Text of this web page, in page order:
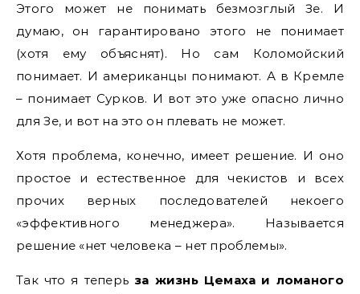
Этого может не понимать безмозглый Зе. И
думаю, он гарантировано этого не понимает
(хотя ему объяснят). Но сам Коломойский
понимает. И американцы понимают. А в Кремле
– понимает Сурков. И вот это уже опасно лично
для Зе, и вот на это он плевать не может.
Хотя проблема, конечно, имеет решение. И оно
простое и естественное для чекистов и всех
прочих верных последователей некоего
«эффективного менеджера». Называется
решение «нет человека – нет проблемы».
Так что я теперь за жизнь Цемаха и ломаного